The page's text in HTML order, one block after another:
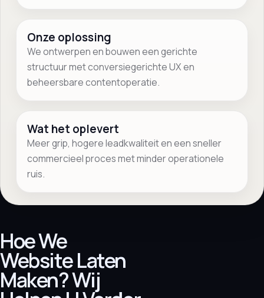
Onze oplossing
We ontwerpen en bouwen een gerichte
structuur met conversiegerichte UX en
beheersbare contentoperatie.
Wat het oplevert
Meer grip, hogere leadkwaliteit en een sneller
commercieel proces met minder operationele
ruis.
Hoe We
Website Laten
Maken? Wij